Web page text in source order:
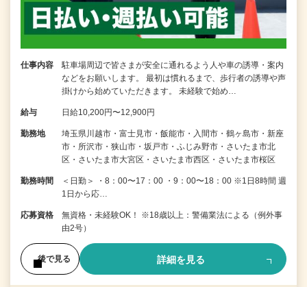
仕事内容
駐車場周辺で皆さまが安全に通れるよう人や車の誘導・案内
などをお願いします。 最初は慣れるまで、歩行者の誘導や声
掛けから始めていただきます。 未経験で始め…
給与 日給10,200円〜12,900円
勤務地
埼玉県川越市・富士見市・飯能市・入間市・鶴ヶ島市・新座
市・所沢市・狭山市・坂戸市・ふじみ野市・さいたま市北
区・さいたま市大宮区・さいたま市西区・さいたま市桜区
勤務時間
＜日勤＞ ・8：00〜17：00 ・9：00〜18：00 ※1日8時間 週
1日から応…
応募資格
無資格・未経験OK！ ※18歳以上：警備業法による（例外事
由2号）
後で見る 詳細を見る